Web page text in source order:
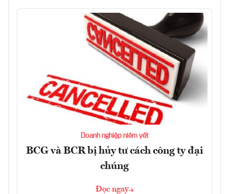
Doanh nghiệp niêm yết
BCG và BCR bị hủy tư cách công ty đại
chúng
Đọc ngay